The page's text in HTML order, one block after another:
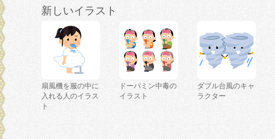
新しいイラスト
扇風機を服の中に
入れる人のイラス
ト
ドーパミン中毒の
イラスト
ダブル台風のキャ
ラクター